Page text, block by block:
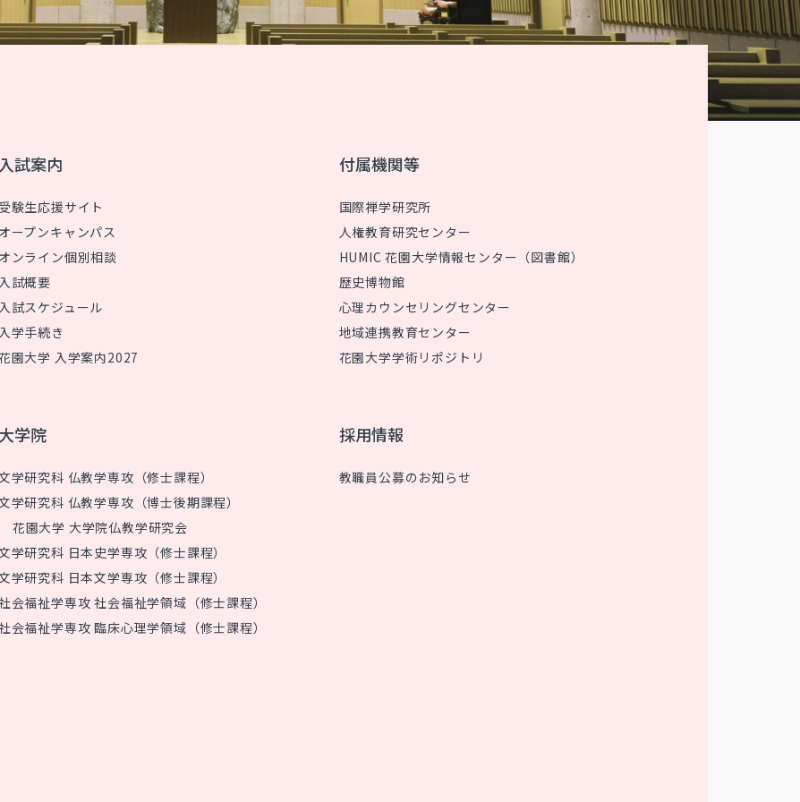
入試案内
受験生応援サイト
オープンキャンパス
オンライン個別相談
入試概要
入試スケジュール
入学手続き
園大学 入学案内2027
付属機関等
国際禅学研究所
人権教育研究センター
HUMIC 花園大学情報センター（図書館）
歴史博物館
心理カウンセリングセンター
地域連携教育センター
花園大学学術リポジトリ
大学院
学研究科 仏教学専攻（修士課程）
学研究科 仏教学専攻（博士後期課程）
花園大学 大学院仏教学研究会
学研究科 日本史学専攻（修士課程）
学研究科 日本文学専攻（修士課程）
会福祉学専攻 社会福祉学領域（修士課程）
会福祉学専攻 臨床心理学領域（修士課程）
採用情報
教職員公募のお知らせ